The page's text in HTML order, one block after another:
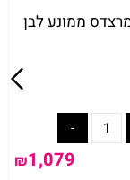
₪1,079